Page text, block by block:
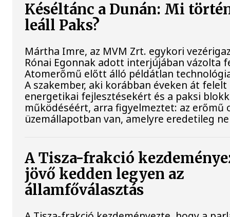
Késéltánc a Dunán: Mi
leáll Paks?
Mártha Imre, az MVM Zrt. egykori
Rónai Egonnak adott interjújában vázolta
Atomerőmű előtt álló példátlan
A szakember, aki korábban éveken át felelt
energetikai fejlesztésekért és a paksi
működéséért, arra figyelmeztet: az erőmű
üzemállapotban van, amelyre eredetileg
A Tisza-frakció
jövő kedden legyen az
államfőválasztás